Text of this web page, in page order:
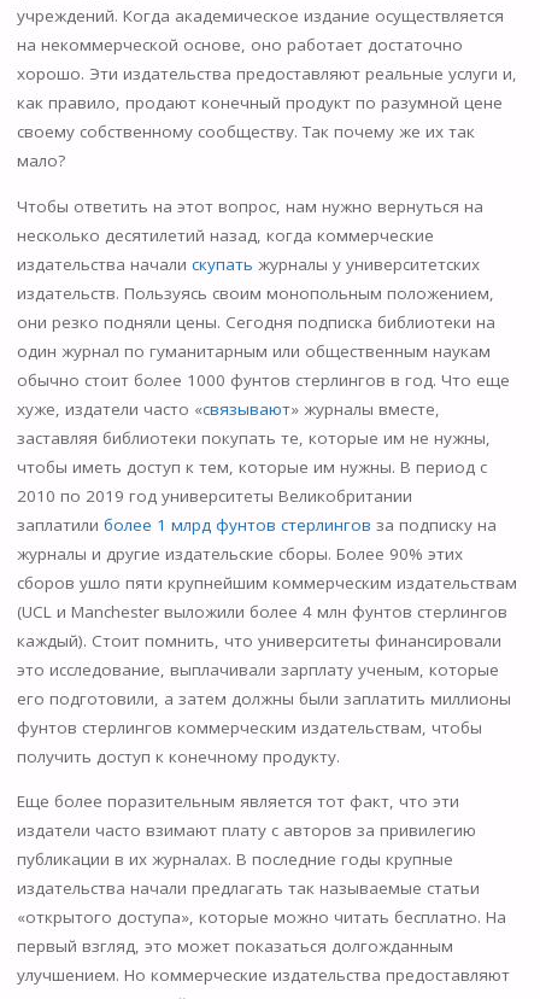
учреждений. Когда академическое издание осуществляется
на некоммерческой основе, оно работает достаточно
хорошо. Эти издательства предоставляют реальные услуги и,
как правило, продают конечный продукт по разумной цене
своему собственному сообществу. Так почему же их так
мало?
Чтобы ответить на этот вопрос, нам нужно вернуться на
несколько десятилетий назад, когда коммерческие
издательства начали скупать журналы у университетских
издательств. Пользуясь своим монопольным положением,
они резко подняли цены. Сегодня подписка библиотеки на
один журнал по гуманитарным или общественным наукам
обычно стоит более 1000 фунтов стерлингов в год. Что еще
хуже, издатели часто «связывают» журналы вместе,
заставляя библиотеки покупать те, которые им не нужны,
чтобы иметь доступ к тем, которые им нужны. В период с
2010 по 2019 год университеты Великобритании
заплатили более 1 млрд фунтов стерлингов за подписку на
журналы и другие издательские сборы. Более 90% этих
сборов ушло пяти крупнейшим коммерческим издательствам
(UCL и Manchester выложили более 4 млн фунтов стерлингов
каждый). Стоит помнить, что университеты финансировали
это исследование, выплачивали зарплату ученым, которые
его подготовили, а затем должны были заплатить миллионы
фунтов стерлингов коммерческим издательствам, чтобы
получить доступ к конечному продукту.
Еще более поразительным является тот факт, что эти
издатели часто взимают плату с авторов за привилегию
публикации в их журналах. В последние годы крупные
издательства начали предлагать так называемые статьи
«открытого доступа», которые можно читать бесплатно. На
первый взгляд, это может показаться долгожданным
улучшением. Но коммерческие издательства предоставляют